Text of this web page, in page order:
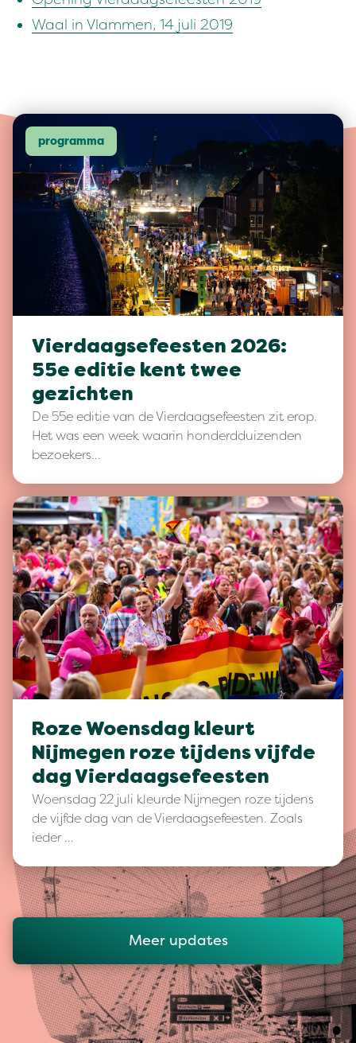
Waal in Vlam­men, 14 juli 2019
programma
Vierdaagsefeesten 2026:
55e editie kent twee
gezichten
De 55e editie van de Vierdaagsefeesten zit erop.
Het was een week waarin honderdduizenden
bezoekers…
Roze Woensdag kleurt
Nijmegen roze tijdens vijfde
dag Vierdaagsefeesten
Woensdag 22 juli kleurde Nijmegen roze tijdens
de vijfde dag van de Vierdaagsefeesten. Zoals
ieder …
Meer updates